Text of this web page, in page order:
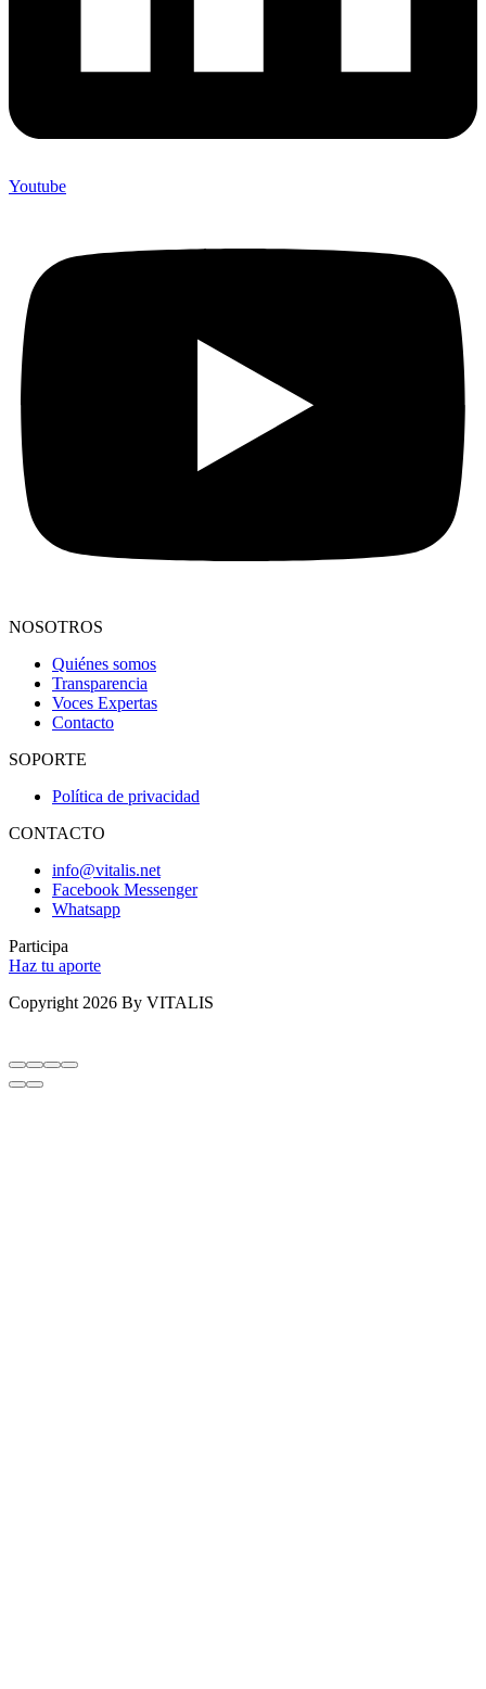
Youtube
NOSOTROS
Quiénes somos
Transparencia
Voces Expertas
Contacto
SOPORTE
Política de privacidad
CONTACTO
info@vitalis.net
Facebook Messenger
Whatsapp
Participa
Haz tu aporte
Copyright 2026 By VITALIS